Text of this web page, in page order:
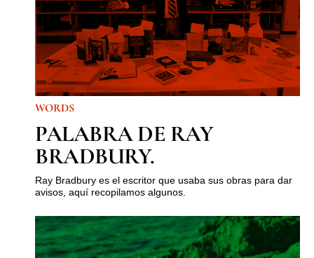
WORDS
PALABRA DE RAY
BRADBURY.
Ray Bradbury es el escritor que usaba sus obras para dar
avisos, aquí recopilamos algunos.